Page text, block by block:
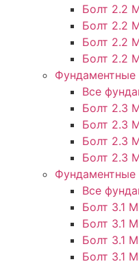
Болт 2.2
Болт 2.2
Болт 2.2
Болт 2.2
Фундаментные
Все
Болт 2.3
Болт 2.3
Болт 2.3
Болт 2.3
Фундаментные
Все
Болт 3.1
Болт 3.1
Болт 3.1
Болт 3.1